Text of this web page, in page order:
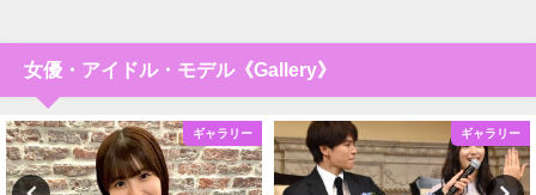
女優・アイドル・モデル《Gallery》
ギャラリー ギャラリー